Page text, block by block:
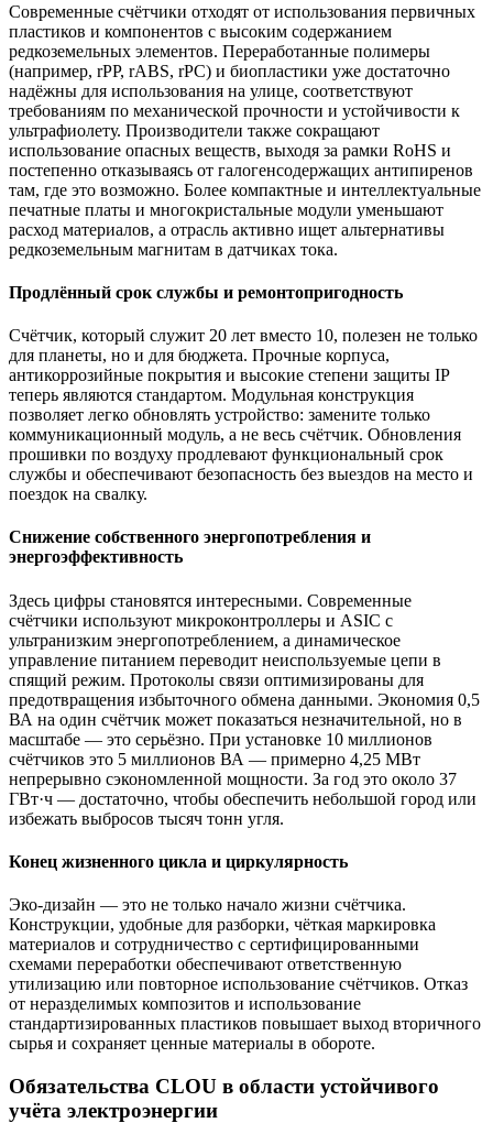
Современные счётчики отходят от использования первичных
пластиков и компонентов с высоким содержанием
редкоземельных элементов. Переработанные полимеры
(например, rPP, rABS, rPC) и биопластики уже достаточно
надёжны для использования на улице, соответствуют
требованиям по механической прочности и устойчивости к
ультрафиолету. Производители также сокращают
использование опасных веществ, выходя за рамки RoHS и
постепенно отказываясь от галогенсодержащих антипиренов
там, где это возможно. Более компактные и интеллектуальные
печатные платы и многокристальные модули уменьшают
расход материалов, а отрасль активно ищет альтернативы
редкоземельным магнитам в датчиках тока.
Продлённый срок службы и ремонтопригодность
Счётчик, который служит 20 лет вместо 10, полезен не только
для планеты, но и для бюджета. Прочные корпуса,
антикоррозийные покрытия и высокие степени защиты IP
теперь являются стандартом. Модульная конструкция
позволяет легко обновлять устройство: замените только
коммуникационный модуль, а не весь счётчик. Обновления
прошивки по воздуху продлевают функциональный срок
службы и обеспечивают безопасность без выездов на место и
поездок на свалку.
Снижение собственного энергопотребления и
энергоэффективность
Здесь цифры становятся интересными. Современные
счётчики используют микроконтроллеры и ASIC с
ультранизким энергопотреблением, а динамическое
управление питанием переводит неиспользуемые цепи в
спящий режим. Протоколы связи оптимизированы для
предотвращения избыточного обмена данными. Экономия 0,5
ВА на один счётчик может показаться незначительной, но в
масштабе — это серьёзно. При установке 10 миллионов
счётчиков это 5 миллионов ВА — примерно 4,25 МВт
непрерывно сэкономленной мощности. За год это около 37
ГВт·ч — достаточно, чтобы обеспечить небольшой город или
избежать выбросов тысяч тонн угля.
Конец жизненного цикла и циркулярность
Эко-дизайн — это не только начало жизни счётчика.
Конструкции, удобные для разборки, чёткая маркировка
материалов и сотрудничество с сертифицированными
схемами переработки обеспечивают ответственную
утилизацию или повторное использование счётчиков. Отказ
от неразделимых композитов и использование
стандартизированных пластиков повышает выход вторичного
сырья и сохраняет ценные материалы в обороте.
Обязательства CLOU в области устойчивого
учёта электроэнергии